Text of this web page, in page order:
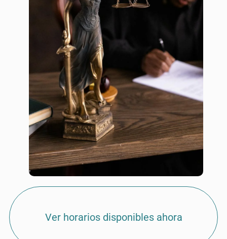
Ver horarios disponibles ahora